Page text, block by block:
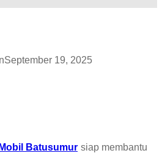
September 19, 2025
Batusumur siap membantu